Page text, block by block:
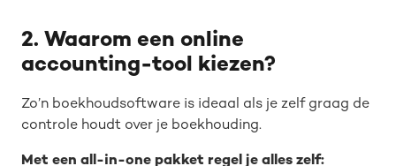
2. Waarom een online
accounting-tool kiezen?
Zo’n boekhoudsoftware is ideaal als je zelf graag de
controle houdt over je boekhouding.
Met een all-in-one pakket regel je alles zelf: